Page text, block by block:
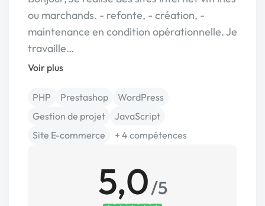
ou marchands. - refonte, - création, -
maintenance en condition opérationnelle. Je
travaille…
Voir plus
PHP Prestashop
WordPress
Gestion de projet
JavaScript
Site E-commerce
+ 4 compétences
5,0/5